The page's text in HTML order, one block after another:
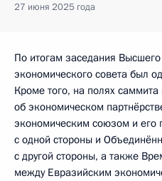
27 июня 2025 года
По итогам заседания
экономического совета был
Кроме того, на полях
об экономическом
экономическим союзом и его
с одной стороны и
с другой стороны, а также
между Евразийским